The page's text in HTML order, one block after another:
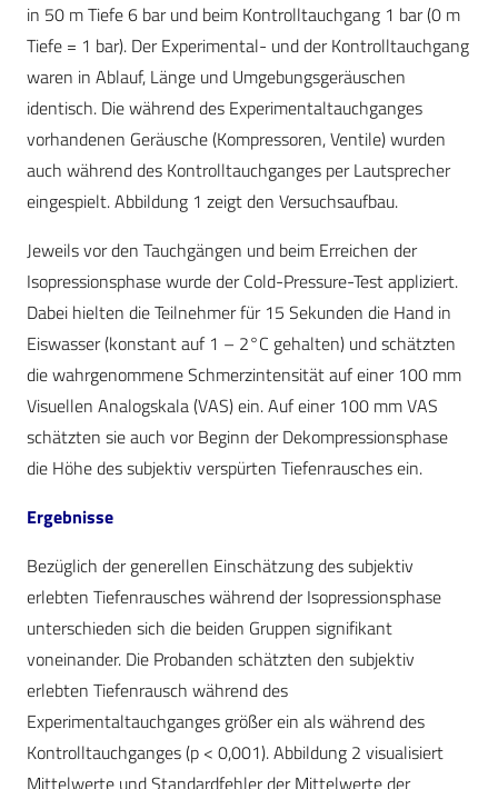
in 50 m Tiefe 6 bar und beim Kontrolltauchgang 1 bar (0 m
Tiefe = 1 bar). Der Experimental- und der Kontrolltauchgang
waren in Ablauf, Länge und Umgebungsgeräuschen
identisch. Die während des Experimentaltauchganges
vorhandenen Geräusche (Kompressoren, Ventile) wurden
auch während des Kontrolltauchganges per Lautsprecher
eingespielt. Abbildung 1 zeigt den Versuchsaufbau.
Jeweils vor den Tauchgängen und beim Erreichen der
Isopressionsphase wurde der Cold-Pressure-Test appliziert.
Dabei hielten die Teilnehmer für 15 Sekunden die Hand in
Eiswasser (konstant auf 1 – 2°C gehalten) und schätzten
die wahr­genommene Schmerzintensität auf einer 100 mm
Visuellen Analogskala (VAS) ein. Auf einer 100 mm VAS
schätzten sie auch vor Beginn der Dekompressionsphase
die Höhe des subjektiv verspürten Tiefenrausches ein.
Ergebnisse
Bezüglich der generellen Einschätzung des subjektiv
erlebten Tiefenrausches während der Isopressionsphase
unterschieden sich die beiden Gruppen signifikant
voneinander. Die Probanden schätzten den subjektiv
erlebten Tiefenrausch während des
Experimentaltauchganges größer ein als während des
Kontrolltauchganges (p < 0,001). Abbildung 2 visualisiert
Mittelwerte und Standardfehler der Mittelwerte der